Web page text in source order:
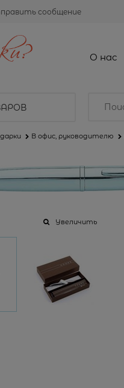
сообщение
О нас
В офис, руководителю
Увеличить